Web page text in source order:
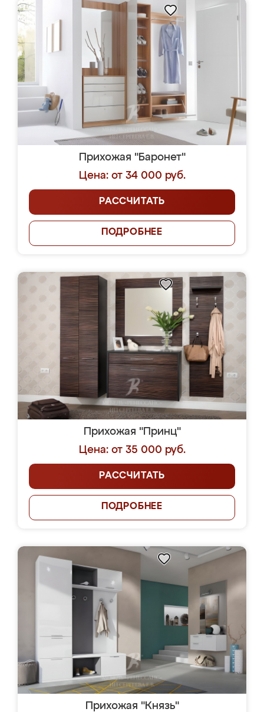
Прихожая "Баронет"
Цена: от 34 000 руб.
РАССЧИТАТЬ
ПОДРОБНЕЕ
Прихожая "Принц"
Цена: от 35 000 руб.
РАССЧИТАТЬ
ПОДРОБНЕЕ
Прихожая "Князь"